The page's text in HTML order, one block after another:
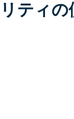
ティの